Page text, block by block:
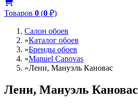
Товаров 0 (0 ₽)
Салон обоев
»Каталог обоев
»Бренды обоев
»Manuel Canovas
»Лени, Мануэль Кановас
Лени, Мануэль Кановас